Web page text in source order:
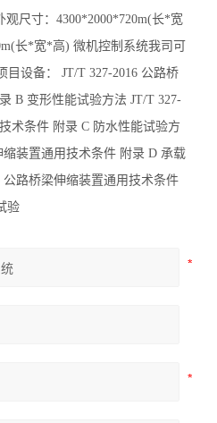
观尺寸：4300*2000*720m(长*宽
长*宽*高) 微机控制系统我司可
设备： JT/T 327-2016 公路桥
B 变形性能试验方法 JT/T 327-
术条件 附录 C 防水性能试验方
缩装置通用技术条件 附录 D 承载
公路桥梁伸缩装置通用技术条件
验